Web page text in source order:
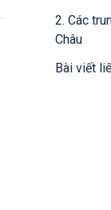
2. Các
Châu
Bài viết